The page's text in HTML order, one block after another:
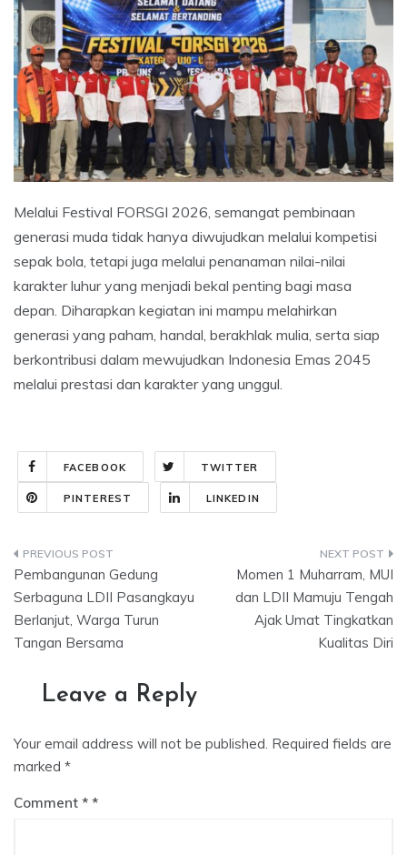
Melalui Festival FORSGI 2026, semangat pembinaan
generasi muda tidak hanya diwujudkan melalui kompetisi
sepak bola, tetapi juga melalui penanaman nilai-nilai
karakter luhur yang menjadi bekal penting bagi masa
depan. Diharapkan kegiatan ini mampu melahirkan
generasi yang paham, handal, berakhlak mulia, serta siap
berkontribusi dalam mewujudkan Indonesia Emas 2045
melalui prestasi dan karakter yang unggul.
FACEBOOK TWITTER
PINTEREST LINKEDIN
Post
navigation
Pembangunan Gedung
Serbaguna LDII Pasangkayu
Berlanjut, Warga Turun
Tangan Bersama
Momen 1 Muharram, MUI
dan LDII Mamuju Tengah
Ajak Umat Tingkatkan
Kualitas Diri
Leave a Reply
Your email address will not be published. Required fields are
marked *
Comment *